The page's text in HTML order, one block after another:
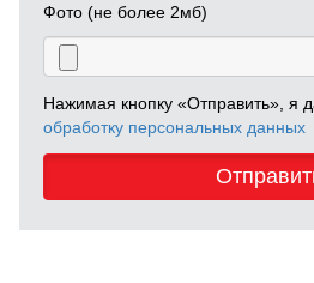
Фото (не более 2мб)
Нажимая кнопку «Отправить», я
обработку персональных данных